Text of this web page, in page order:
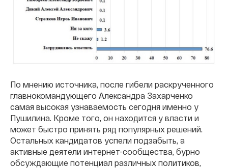
По мнению источника, после гибели раскрученного
главнокомандующего Александра Захарченко
самая высокая узнаваемость сегодня именно у
Пушилина. Кроме того, он находится у власти и
может быстро принять ряд популярных решений.
Остальных кандидатов успели подзабыть, а
активные деятели интернет-сообщества, бурно
обсуждающие потенциал различных политиков,